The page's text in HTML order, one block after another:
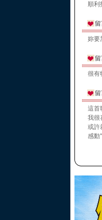
順利
妳要
很有
這首
我很
或許
感動